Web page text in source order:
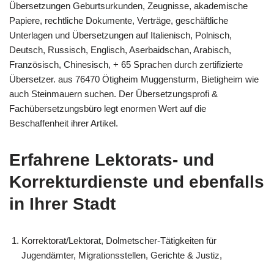
Übersetzungen Geburtsurkunden, Zeugnisse, akademische
Papiere, rechtliche Dokumente, Verträge, geschäftliche
Unterlagen und Übersetzungen auf Italienisch, Polnisch,
Deutsch, Russisch, Englisch, Aserbaidschan, Arabisch,
Französisch, Chinesisch, + 65 Sprachen durch zertifizierte
Übersetzer. aus 76470 Ötigheim Muggensturm, Bietigheim wie
auch Steinmauern suchen. Der Übersetzungsprofi &
Fachübersetzungsbüro legt enormen Wert auf die
Beschaffenheit ihrer Artikel.
Erfahrene Lektorats- und
Korrekturdienste und ebenfalls
in Ihrer Stadt
Korrektorat/Lektorat, Dolmetscher-Tätigkeiten für
Jugendämter, Migrationsstellen, Gerichte & Justiz,